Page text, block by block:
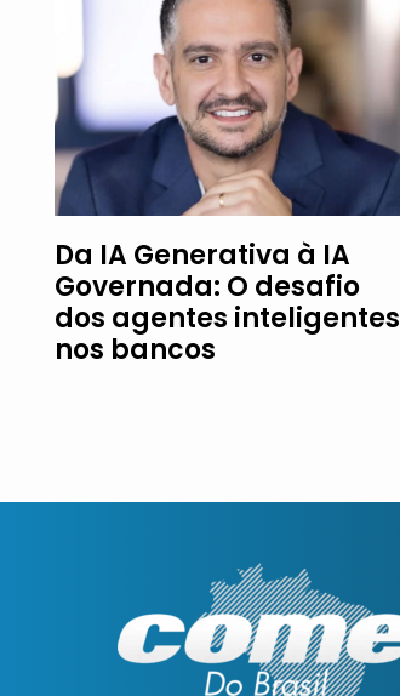
Da IA Generativa à IA
Governada: O desafio
dos agentes inteligentes
nos bancos